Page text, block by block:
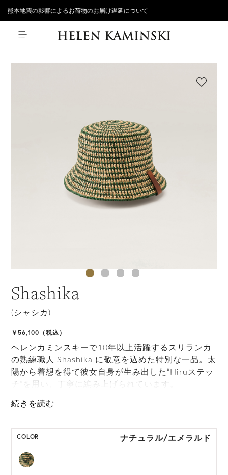
熊本地震の影響によるお荷物のお届け遅延について
Shashika
(シャシカ)
￥56,100（税込）
ヘレンカミンスキーで10年以上活躍するスリランカ
の熟練職人 Shashika に敬意を込めた特別な一品。太
陽から着想を得て彼女自身が生み出した“Hiruステッ
チ”を用い、丁寧に編み上げられています。
ONE SIZE展開の商品:ONE SIZE 57.5cm
には個体差がございます。
COLOR ナチュラル/エメラルド